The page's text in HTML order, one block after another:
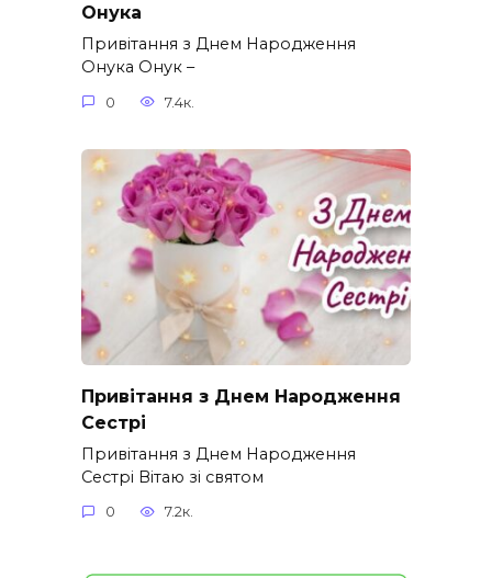
Онука
Привітання з Днем Народження
Онука Онук –
0 7.4к.
Привітання з Днем Народження
Сестрі
Привітання з Днем Народження
Сестрі Вітаю зі святом
0 7.2к.